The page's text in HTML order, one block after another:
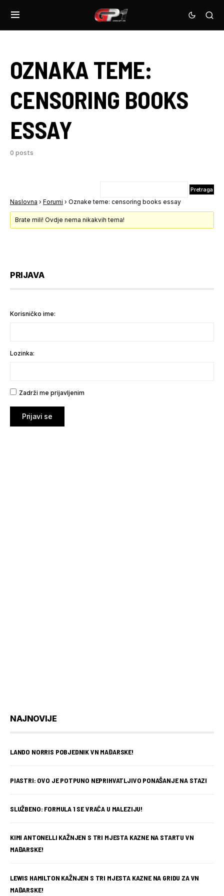
OZNAKA TEME:
CENSORING BOOKS
ESSAY
0 posts
Naslovna › Forumi › Oznake teme: censoring books essay
Brate mili! Ovdje nema nikakvih tema!
PRIJAVA
Korisničko ime:
Lozinka:
Zadrži me prijavljenim
Prijavi se
NAJNOVIJE
LANDO NORRIS POBJEDNIK VN MAĐARSKE!
PIASTRI: OVO JE POTPUNO NEPRIHVATLJIVO PONAŠANJE NA STAZI
SLUŽBENO: FORMULA 1 SE VRAĆA U MALEZIJU!
KIMI ANTONELLI KAŽNJEN S TRI MJESTA KAZNE NA STARTU VN
MAĐARSKE!
LEWIS HAMILTON KAŽNJEN S TRI MJESTA KAZNE NA GRIDU ZA VN
MAĐARSKE!